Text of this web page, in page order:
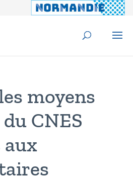
moyens
CNES
aux